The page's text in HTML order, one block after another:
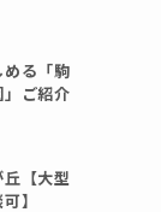
る「駒
ご紹介
丘【大型
】